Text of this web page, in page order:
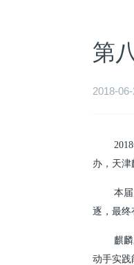
第
2018-
办，天津
本
逐，最终
麒
动手实践